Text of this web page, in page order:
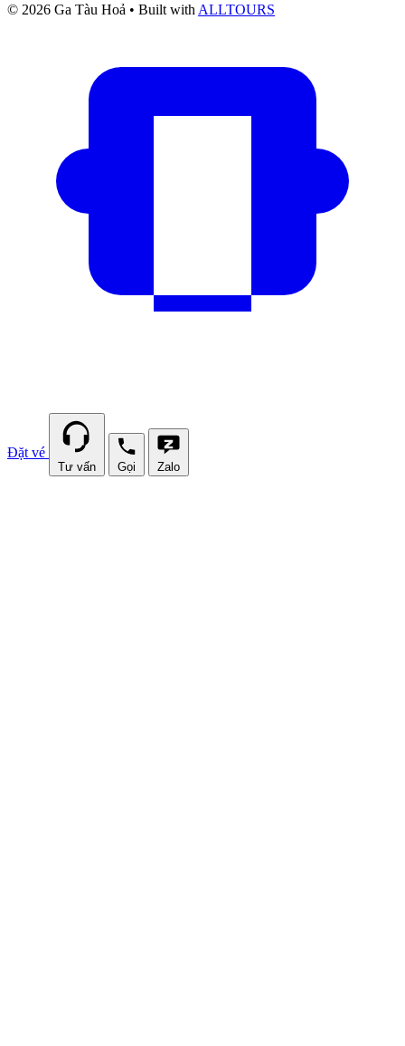
© 2026 Ga Tàu Hoả • Built with ALLTOURS
Đặt vé
Tư vấn Gọi Zalo